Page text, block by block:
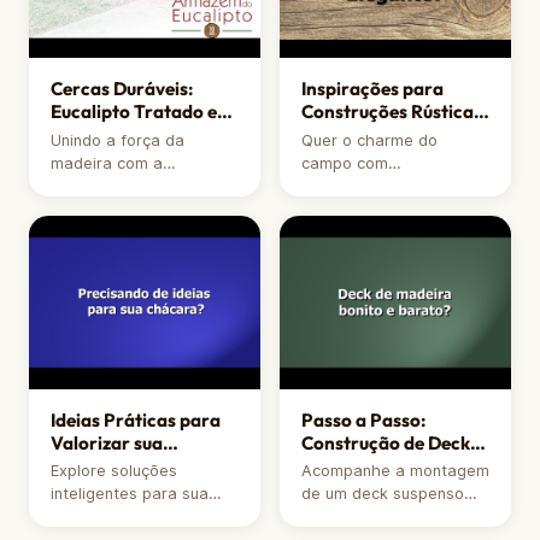
necessária para as
flores.
Cercas Duráveis:
Eucalipto Tratado e
Tela Fortinet
Unindo a força da
madeira com a
para sua chácara ou
Inspirações para
Construções Rústicas
e Elegantes
Quer o charme do
campo com
ambientes únicos,
Ideias Práticas para
Valorizar sua
Chácara ou Casa de
Campo
Explore soluções
inteligentes para sua
Passo a Passo:
Construção de Deck
Suspenso em Pinus
Tratado
Acompanhe a montagem
de um deck suspenso